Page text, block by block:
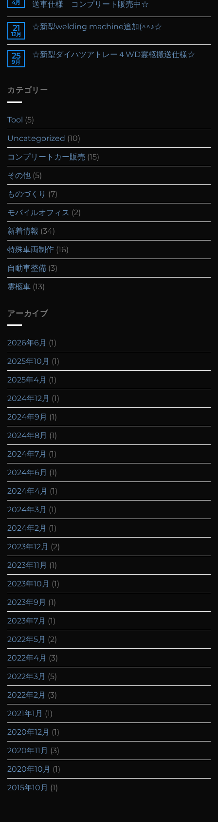
4月
送車仕様 コンプリート販売中☆
21
12月
☆新型welding machine追加(^^♪☆
25
9月
☆新型ダイハツアトレー４WD霊柩搬送仕様☆
カテゴリー
Tool (5)
Uncategorized (10)
コンプリートカー販売 (15)
その他 (5)
ものづくり (7)
モバイルオフィス (2)
新着情報 (34)
特殊車両制作 (16)
自動車整備 (3)
霊柩車 (13)
アーカイブ
2026年6月 (1)
2025年10月 (1)
2025年4月 (1)
2024年12月 (1)
2024年9月 (1)
2024年8月 (1)
2024年7月 (1)
2024年6月 (1)
2024年4月 (1)
2024年3月 (1)
2024年2月 (1)
2023年12月 (2)
2023年11月 (1)
2023年10月 (1)
2023年9月 (1)
2023年7月 (1)
2022年5月 (2)
2022年4月 (3)
2022年3月 (5)
2022年2月 (3)
2021年1月 (1)
2020年12月 (1)
2020年11月 (3)
2020年10月 (1)
2015年10月 (1)